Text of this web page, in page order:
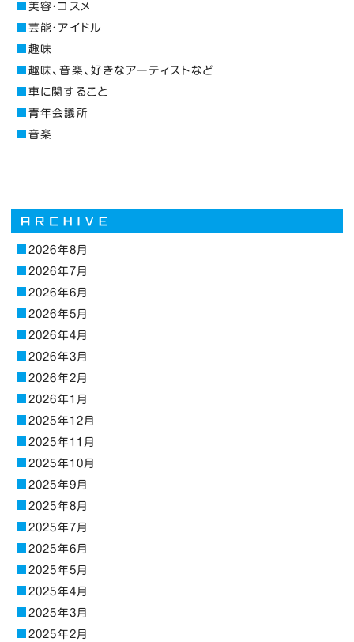
美容・コスメ
芸能・アイドル
趣味
趣味、音楽、好きなアーティストなど
車に関すること
青年会議所
音楽
2026年8月
2026年7月
2026年6月
2026年5月
2026年4月
2026年3月
2026年2月
2026年1月
2025年12月
2025年11月
2025年10月
2025年9月
2025年8月
2025年7月
2025年6月
2025年5月
2025年4月
2025年3月
2025年2月